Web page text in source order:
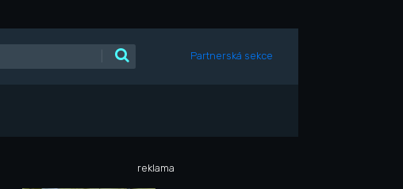
Partnerská sekce
reklama